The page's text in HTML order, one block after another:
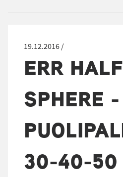
19.12.2016 /
ERR HALF
SPHERE -
30-40-50